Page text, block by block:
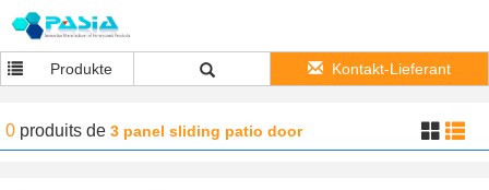
Produkte Kontakt-Lieferant
0 produits de 3 panel sliding patio door